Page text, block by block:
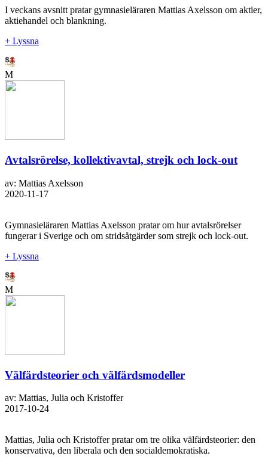
I veckans avsnitt pratar gymnasieläraren Mattias Axelsson om aktier,
aktiehandel och blankning.
+ Lyssna
M
Avtalsrörelse, kollektivavtal, strejk och lock-out
av: Mattias Axelsson
2020-11-17
Gymnasieläraren Mattias Axelsson pratar om hur avtalsrörelser
fungerar i Sverige och om stridsåtgärder som strejk och lock-out.
+ Lyssna
M
Välfärdsteorier och välfärdsmodeller
av: Mattias, Julia och Kristoffer
2017-10-24
Mattias, Julia och Kristoffer pratar om tre olika välfärdsteorier: den
konservativa, den liberala och den socialdemokratiska.